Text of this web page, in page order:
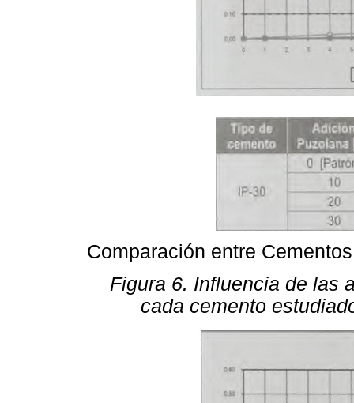
Comparación entre
Figura 6. Influencia de las
cada cemento